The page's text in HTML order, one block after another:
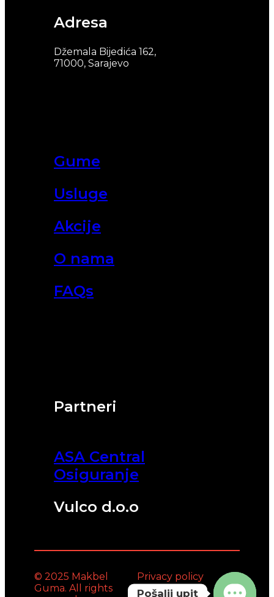
Partneri
ASA Central
Osiguranje
Vulco d.o.o
Gume
Usluge
Akcije
O nama
FAQs
Adresa
Džemala Bijedića 162,
71000, Sarajevo
© 2025 Makbel
Guma. All rights
Privacy policy
Pošalji upit